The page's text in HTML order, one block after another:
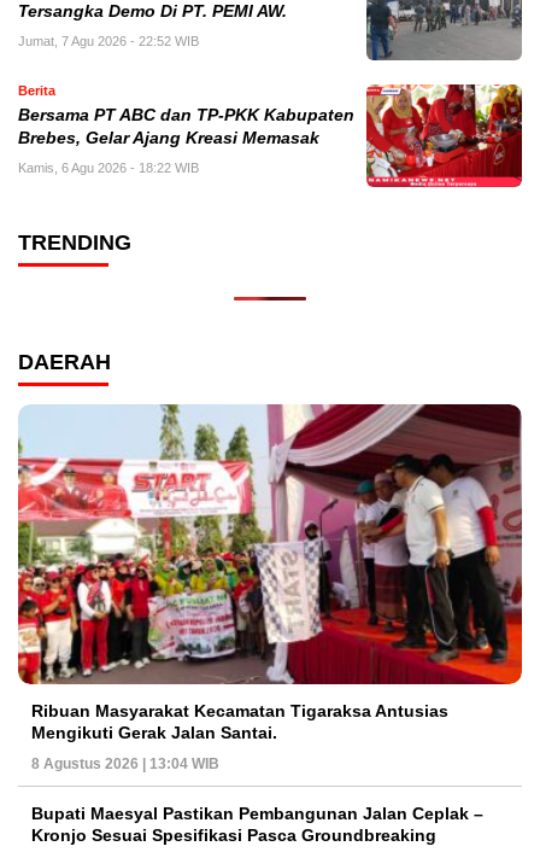
Tersangka Demo Di PT. PEMI AW.
Jumat, 7 Agu 2026 - 22:52 WIB
Berita
Bersama PT ABC dan TP-PKK Kabupaten
Brebes, Gelar Ajang Kreasi Memasak
Kamis, 6 Agu 2026 - 18:22 WIB
TRENDING
DAERAH
Ribuan Masyarakat Kecamatan Tigaraksa Antusias
Mengikuti Gerak Jalan Santai.
8 Agustus 2026 | 13:04 WIB
Bupati Maesyal Pastikan Pembangunan Jalan Ceplak –
Kronjo Sesuai Spesifikasi Pasca Groundbreaking